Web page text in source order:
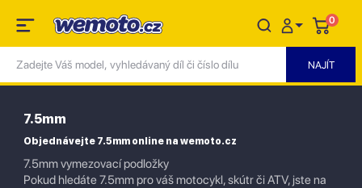
0
7.5mm
Objednávejte 7.5mm online na wemoto.cz
7.5mm vymezovací podložky
Pokud hledáte 7.5mm pro váš motocykl, skútr či ATV, jste na